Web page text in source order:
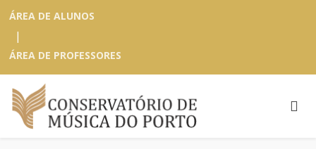
ÁREA DE ALUNOS
|
ÁREA DE PROFESSORES